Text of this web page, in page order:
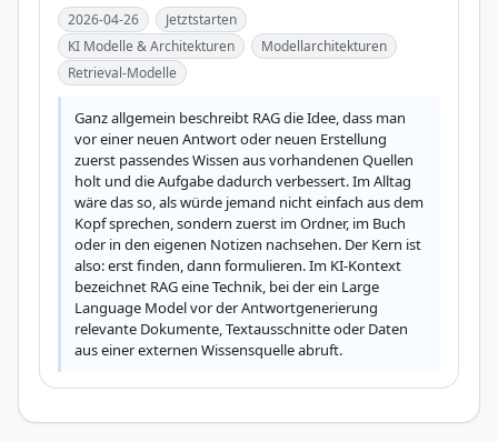
2026-04-26
Jetztstarten
KI Modelle & Architekturen
Modellarchitekturen
Retrieval-Modelle
Ganz allgemein beschreibt RAG die Idee, dass man
vor einer neuen Antwort oder neuen Erstellung
zuerst passendes Wissen aus vorhandenen Quellen
holt und die Aufgabe dadurch verbessert. Im Alltag
wäre das so, als würde jemand nicht einfach aus dem
Kopf sprechen, sondern zuerst im Ordner, im Buch
oder in den eigenen Notizen nachsehen. Der Kern ist
also: erst finden, dann formulieren. Im KI-Kontext
bezeichnet RAG eine Technik, bei der ein Large
Language Model vor der Antwortgenerierung
relevante Dokumente, Textausschnitte oder Daten
aus einer externen Wissensquelle abruft.